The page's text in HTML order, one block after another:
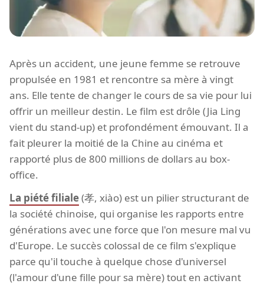
Après un accident, une jeune femme se retrouve
propulsée en 1981 et rencontre sa mère à vingt
ans. Elle tente de changer le cours de sa vie pour lui
offrir un meilleur destin. Le film est drôle (Jia Ling
vient du stand-up) et profondément émouvant. Il a
fait pleurer la moitié de la Chine au cinéma et
rapporté plus de 800 millions de dollars au box-
office.
La piété filiale(孝, xiào) est un pilier structurant de
la société chinoise, qui organise les rapports entre
générations avec une force que l'on mesure mal vu
d'Europe. Le succès colossal de ce film s'explique
parce qu'il touche à quelque chose d'universel
(l'amour d'une fille pour sa mère) tout en activant